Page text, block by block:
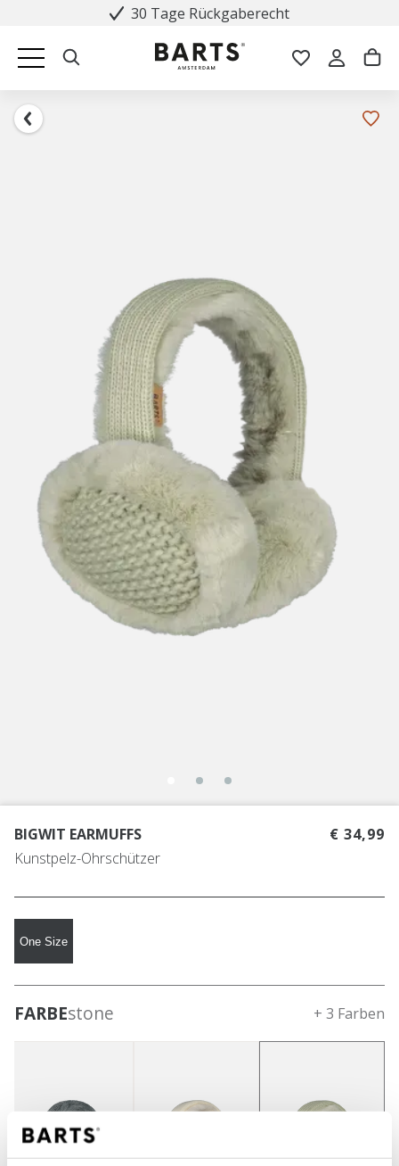
30 Tage Rückgaberecht
BIGWIT EARMUFFS
Kunstpelz-Ohrschützer
€ 34,99
One Size
FARBEstone + 3 Farben